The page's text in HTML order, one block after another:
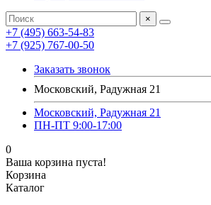
×
+7 (495) 663-54-83
+7 (925) 767-00-50
Заказать звонок
Московский, Радужная 21
Московский, Радужная 21
ПН-ПТ 9:00-17:00
0
Ваша корзина пуста!
Корзина
Каталог